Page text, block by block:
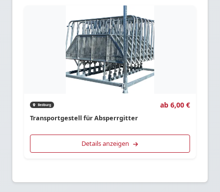
Bedburg ab 6,00 €
Transportgestell für Absperrgitter
Details anzeigen